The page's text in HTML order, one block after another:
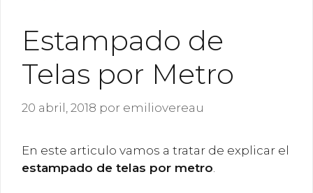
Estampado de
Telas por Metro
20 abril, 2018 por emiliovereau
En este articulo vamos a tratar de explicar el
estampado de telas por metro